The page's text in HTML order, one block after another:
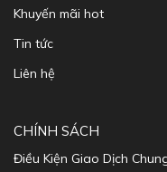
Liên hệ
CHÍNH SÁCH
Vận Chuyển và Giao Nhận
Các Hình Thức Thanh Toán